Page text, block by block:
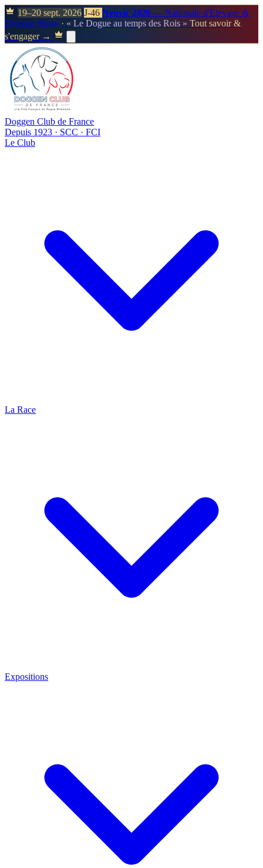
19–20 sept. 2026 J-46 Neuvic 2026 — Nationale d'Élevage &
Doggen Show · « Le Dogue au temps des Rois » Tout savoir &
s'engager →
Doggen Club de France
Depuis 1923 · SCC · FCI
Le Club
La Race
Expositions